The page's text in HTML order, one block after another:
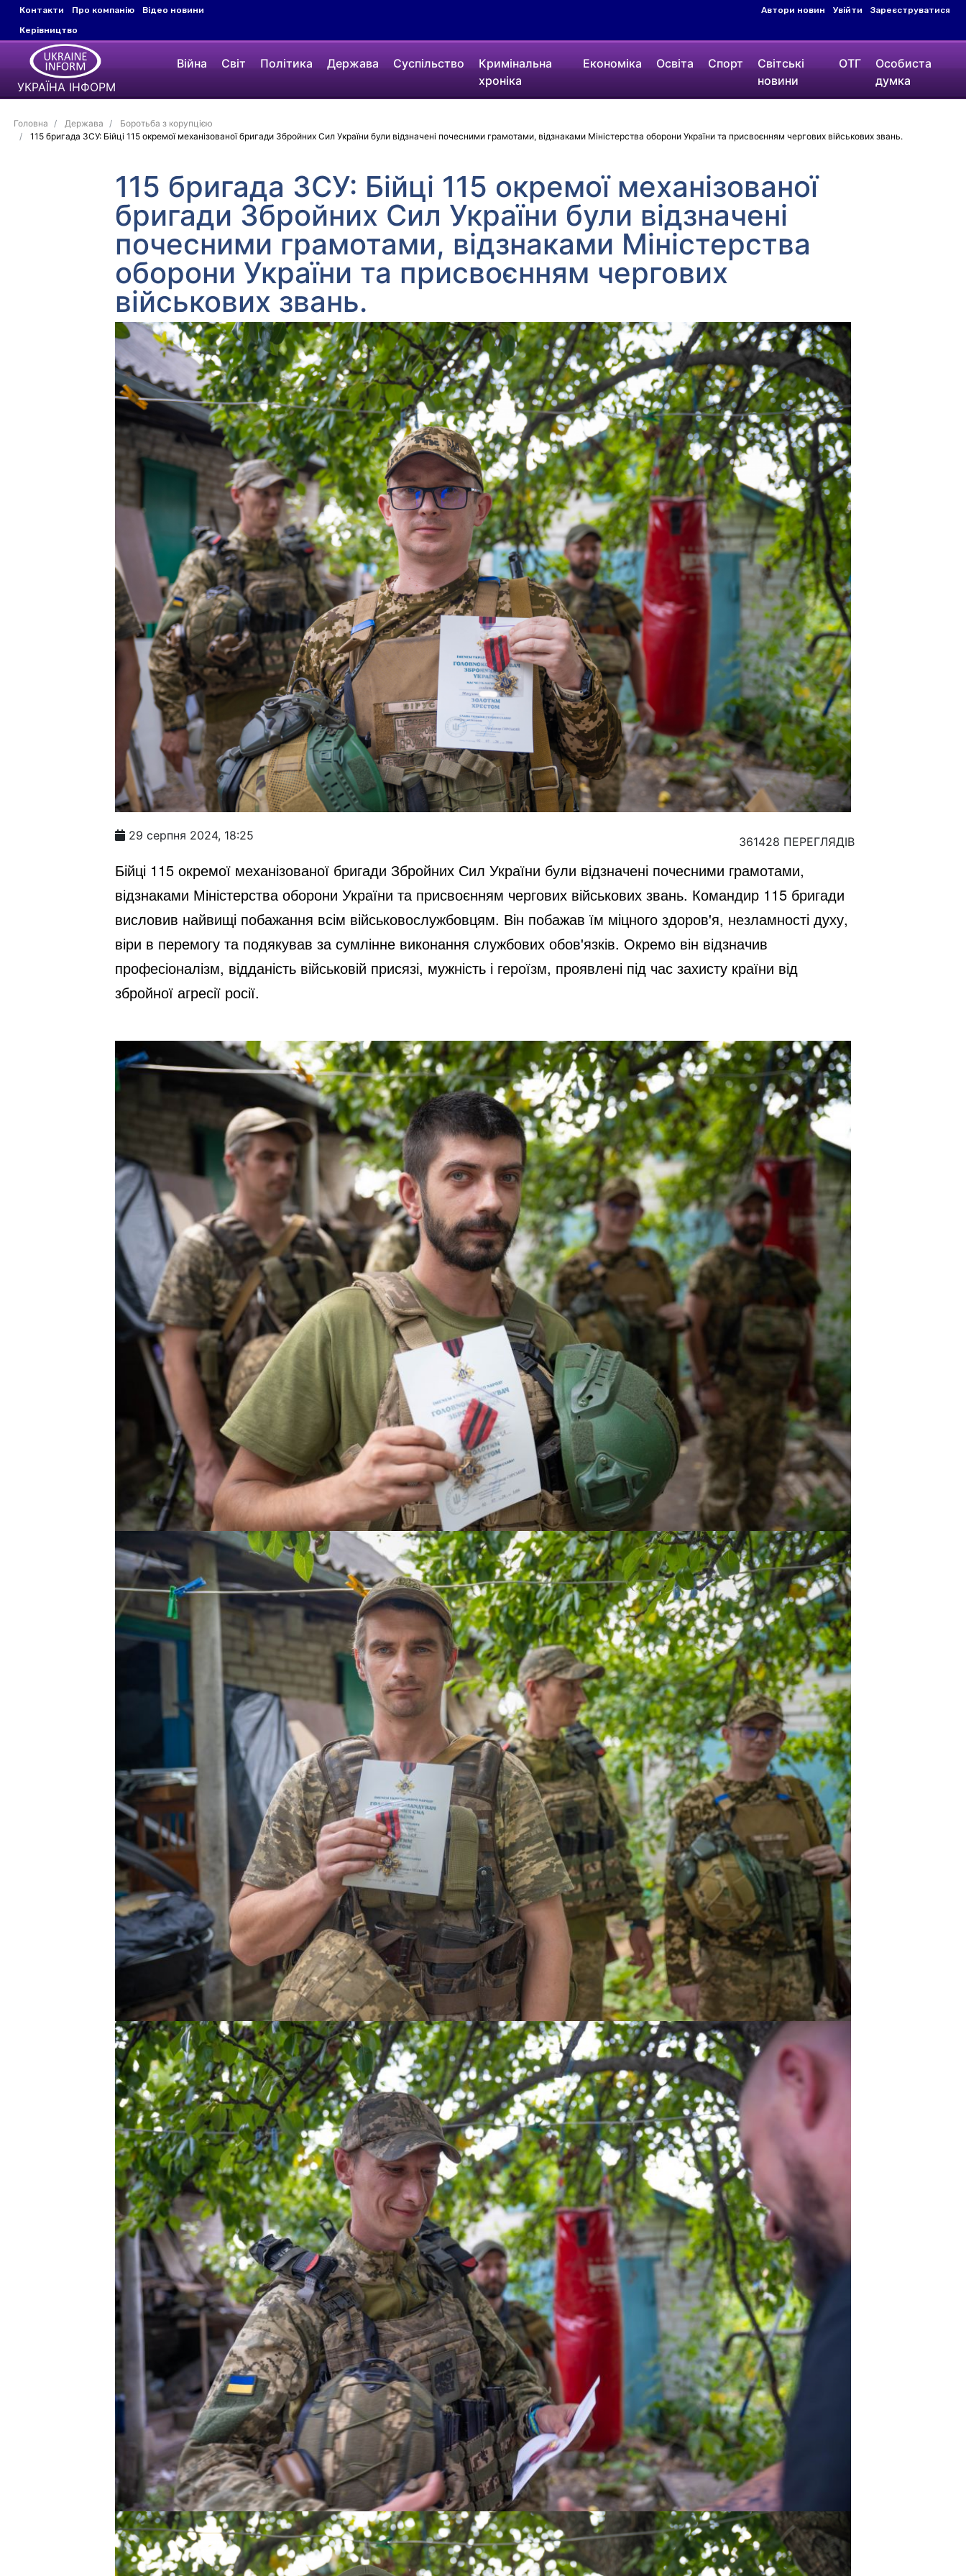
Контакти Про компанію
Відео новини
Керівництво
Автори новин Увійти Зареєструватися
УКРАЇНА ІНФОРМ
Війна Світ Політика Держава Суспільство
Кримінальна
хроніка
Економіка Освіта Спорт
Світські
новини
ОТГ
Особиста
думка
Головна Держава
Боротьба з корупцією
115 бригада ЗСУ: Бійці 115 окремої механізованої бригади Збройних Сил України були відзначені почесними грамотами, відзнаками Міністерства оборони України та присвоєнням чергових військових звань.
115 бригада ЗСУ: Бійці 115 окремої механізованої
бригади Збройних Сил України були відзначені
почесними грамотами, відзнаками Міністерства
оборони України та присвоєнням чергових
військових звань.
29 серпня 2024, 18:25 361428 ПЕРЕГЛЯДІВ
Бійці 115 окремої механізованої бригади Збройних Сил України були відзначені почесними грамотами,
відзнаками Міністерства оборони України та присвоєнням чергових військових звань. Командир 115 бригади
висловив найвищі побажання всім військовослужбовцям. Він побажав їм міцного здоров'я, незламності духу,
віри в перемогу та подякував за сумлінне виконання службових обов'язків. Окремо він відзначив
професіоналізм, відданість військовій присязі, мужність і героїзм, проявлені під час захисту країни від
збройної агресії росії.